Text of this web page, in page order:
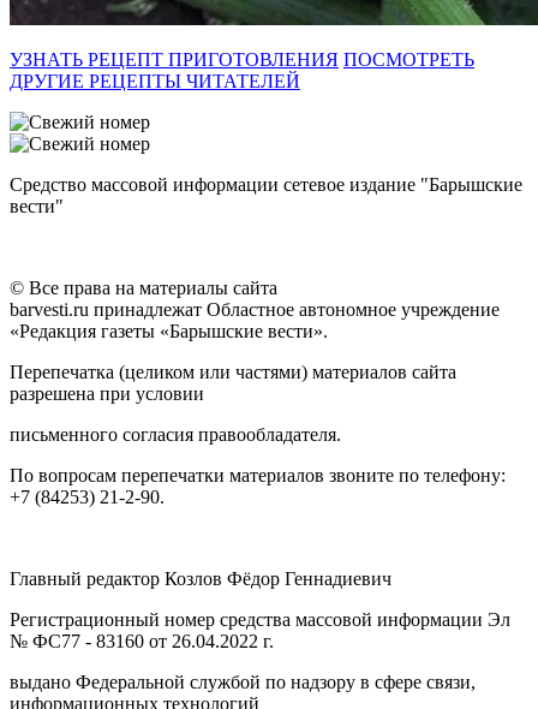
УЗНАТЬ РЕЦЕПТ ПРИГОТОВЛЕНИЯ ПОСМОТРЕТЬ
ДРУГИЕ РЕЦЕПТЫ ЧИТАТЕЛЕЙ
Средство массовой информации сетевое издание "Барышские
вести"
© Все права на материалы сайта
barvesti.ru принадлежат Областное автономное учреждение
«Редакция газеты «Барышские вести».
Перепечатка (целиком или частями) материалов сайта
разрешена при условии
письменного согласия правообладателя.
По вопросам перепечатки материалов звоните по телефону:
+7 (84253) 21-2-90.
Главный редактор Козлов Фёдор Геннадиевич
Регистрационный номер средства массовой информации Эл
№ ФС77 - 83160 от 26.04.2022 г.
выдано Федеральной службой по надзору в сфере связи,
информационных технологий